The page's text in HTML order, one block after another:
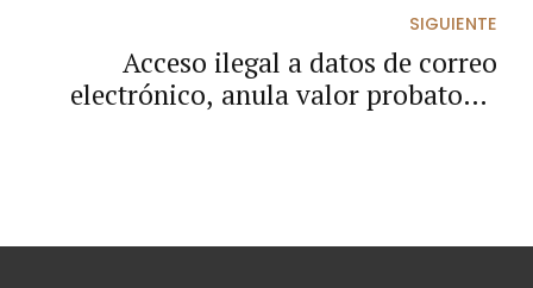
SIGUIENTE
Acceso ilegal a datos de correo
electrónico, anula valor probatorio